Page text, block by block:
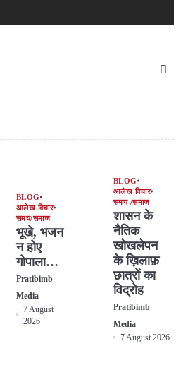
BLOG
आलेख विचार
समय/समाज
भूखे, भजन
न होए
गोपाला…
Pratibimb
Media
7 August
2026
BLOG
आलेख विचार
समय /समाज
शासन के
नैतिक
खोखलेपन
के ख़िलाफ़
छात्रों का
विद्रोह
Pratibimb
Media
7 August 2026